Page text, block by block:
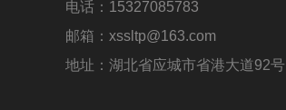
电话： 15327085783
邮箱： xssltp@163.com
地址： 湖北省应城市省港大道92号